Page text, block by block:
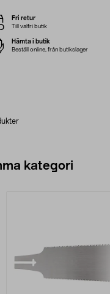
Fri retur
Till valfri butik
Hämta i butik
Beställ online, från butikslager
kategori